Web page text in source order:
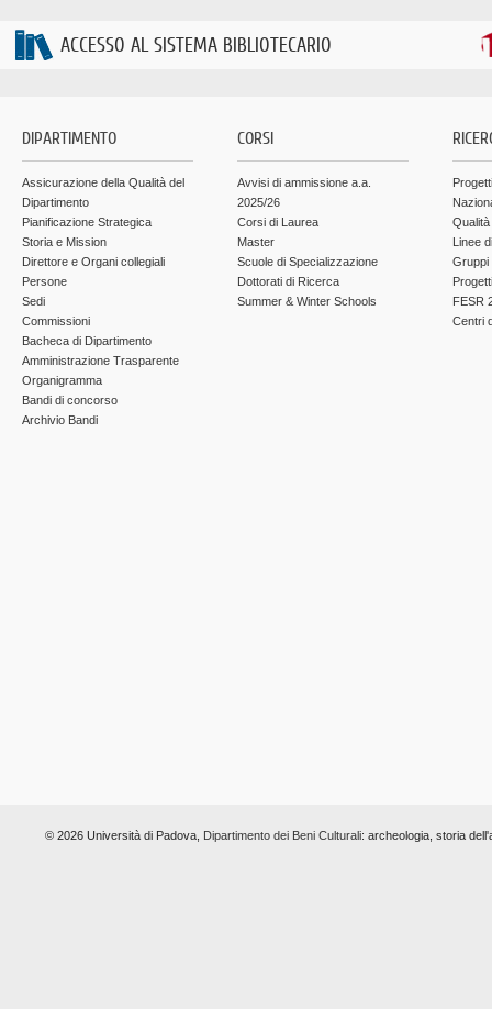
ACCESSO AL SISTEMA BIBLIOTECARIO
DIPARTIMENTO
Assicurazione della Qualità del
Dipartimento
Pianificazione Strategica
Storia e Mission
Direttore e Organi collegiali
Persone
Sedi
Commissioni
Bacheca di Dipartimento
Amministrazione Trasparente
Organigramma
Bandi di concorso
Archivio Bandi
CORSI
Avvisi di ammissione a.a.
2025/26
Corsi di Laurea
Master
Scuole di Specializzazione
Dottorati di Ricerca
Summer & Winter Schools
Linee
Gruppi
FESR
Centri
© 2026 Università di Padova, Dipartimento dei Beni Culturali: archeologia, storia